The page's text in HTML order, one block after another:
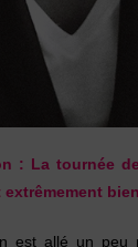
: La tournée
extrêmement
est allé un peu